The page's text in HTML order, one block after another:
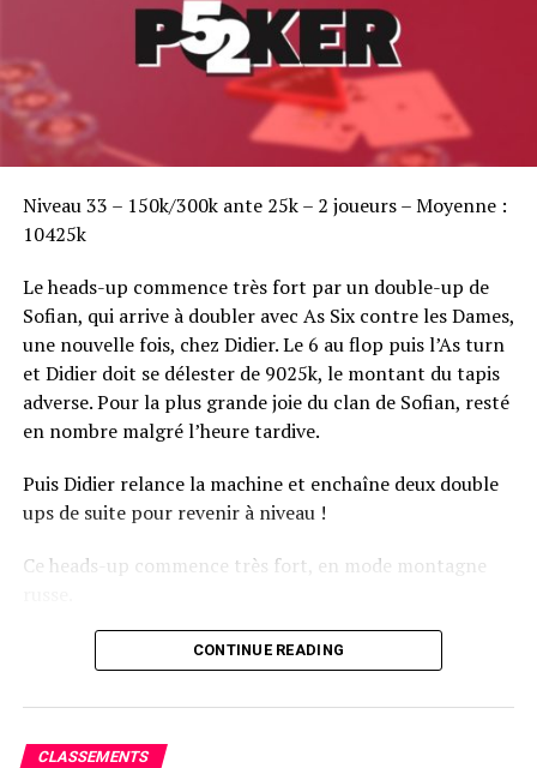
Niveau 33 – 150k/300k ante 25k – 2 joueurs – Moyenne :
10425k
Le heads-up commence très fort par un double-up de
Sofian, qui arrive à doubler avec As Six contre les Dames,
une nouvelle fois, chez Didier. Le 6 au flop puis l’As turn
et Didier doit se délester de 9025k, le montant du tapis
adverse. Pour la plus grande joie du clan de Sofian, resté
en nombre malgré l’heure tardive.
Puis Didier relance la machine et enchaîne deux double
ups de suite pour revenir à niveau !
Ce heads-up commence très fort, en mode montagne
Le champagne va réchauffer si les deux finalistes ne se décident pas !
CONTINUE READING
CLASSEMENTS